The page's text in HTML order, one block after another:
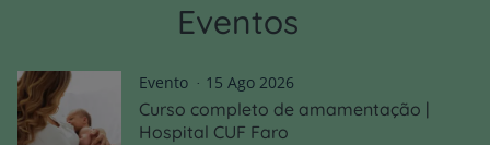
Eventos
Evento 15 Ago 2026
Curso completo de amamentação |
Hospital CUF Faro